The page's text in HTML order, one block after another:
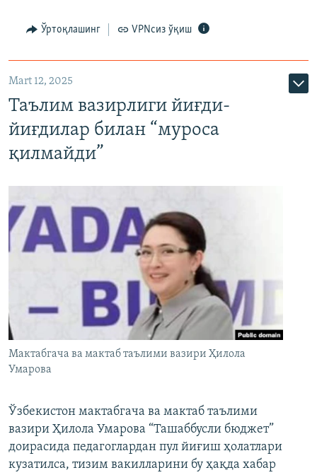
Ўртоқлашинг VPNсиз ўқиш
Mart 12, 2025
Таълим вазирлиги йиғди-
йиғдилар билан “муроса
қилмайди”
Мактабгача ва мактаб таълими вазири Ҳилола
Умарова
Ўзбекистон мактабгача ва мактаб таълими
вазири Ҳилола Умарова “Ташаббусли бюджет”
доирасида педагоглардан пул йиғиш ҳолатлари
кузатилса, тизим вакилларини бу ҳақда хабар